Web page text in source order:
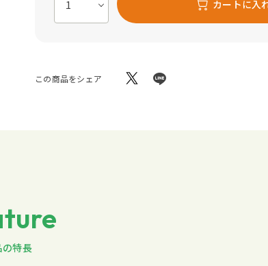
カートに入
この商品をシェア
の特長